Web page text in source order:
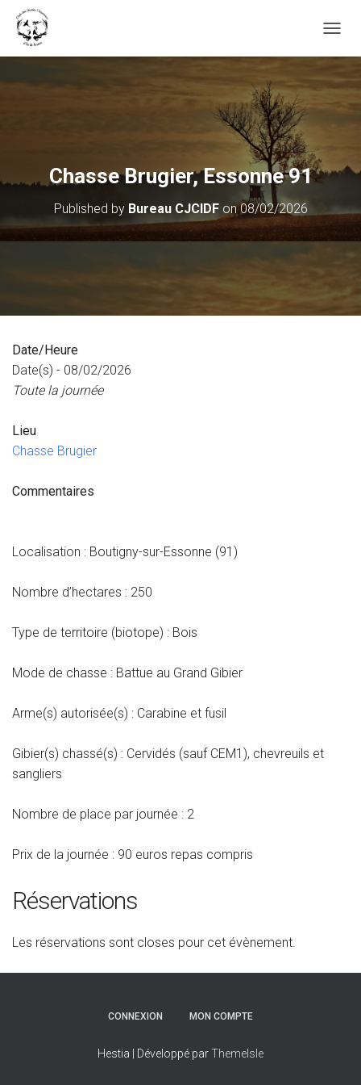
Chasse Brugier, Essonne 91
Published by Bureau CJCIDFon08/02/2026
Date/Heure
Date(s) - 08/02/2026
Toute la journée
Lieu
Chasse Brugier
Commentaires
Localisation : Boutigny-sur-Essonne (91)
Nombre d’hectares : 250
Type de territoire (biotope) : Bois
Mode de chasse : Battue au Grand Gibier
Arme(s) autorisée(s) : Carabine et fusil
Gibier(s) chassé(s) : Cervidés (sauf CEM1), chevreuils et
sangliers
Nombre de place par journée : 2
Prix de la journée : 90 euros repas compris
Réservations
Les réservations sont closes pour cet évènement.
CONNEXION MON COMPTE
Hestia | Développé parThemeIsle